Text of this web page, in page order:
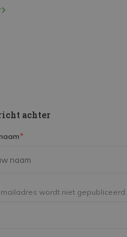
achter
*
wordt niet gepubliceerd.